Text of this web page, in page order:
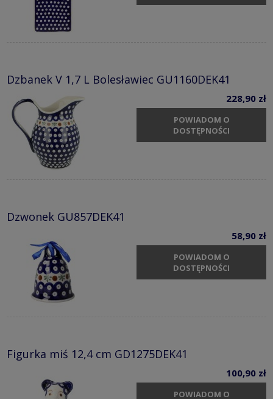
Dzbanek V 1,7 L Bolesławiec GU1160DEK41
228,90 zł
POWIADOM O
DOSTĘPNOŚCI
Dzwonek GU857DEK41
58,90 zł
POWIADOM O
DOSTĘPNOŚCI
Figurka miś 12,4 cm GD1275DEK41
100,90 zł
POWIADOM O